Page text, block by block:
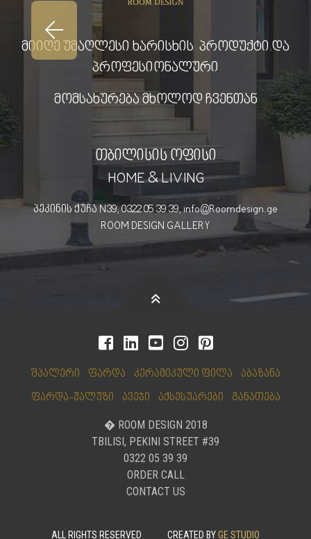
მიიღე უმაღლესი ხარისხის პროდუქტი და
პროფესიონალური
მომსახურება მხოლოდ ჩვენთან
თბილისის ოფისი
HOME & LIVING
პეკინის ქუჩა N39, 0322 05 39 39, info@Roomdesign.ge
ROOM DESIGN GALLERY
შპალერი ფარდა კერამიკული ფილა
აბაზანა
ფარდა-ჟალუზი
ავეჯი აქსესუარები განათება
� ROOM DESIGN 2018
TBILISI, PEKINI STREET #39
0322 05 39 39
ORDER CALL
CONTACT US
ALL RIGHTS RESERVED CREATED BYGE STUDIO